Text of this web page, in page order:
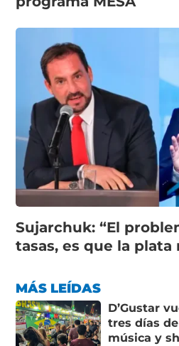
Sujarchuk: “El
tasas, es que la plata
MÁS LEÍDAS
D’Gustar
tres días
música y